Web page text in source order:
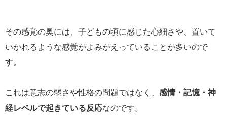
その感覚の奥には、子どもの頃に感じた心細さや、置いて
いかれるような感覚がよみがえっていることが多いので
す。
これは意志の弱さや性格の問題ではなく、 感情・記憶・神
経レベルで起きている反応なのです。